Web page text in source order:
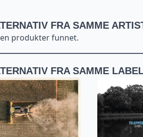
FRA SAMME
produkter funnet.
FRA SAMME